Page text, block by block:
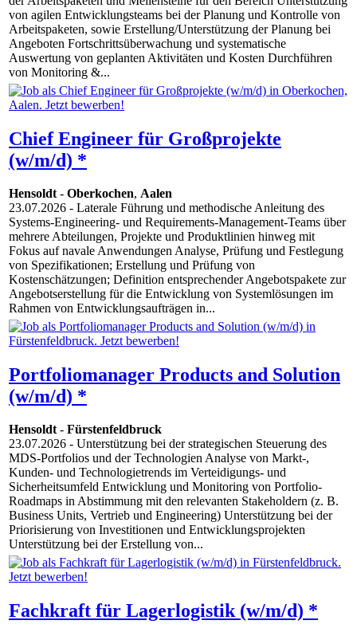
von agilen Entwicklungsteams bei der Planung und Kontrolle von
Arbeitspaketen, sowie Erstellung/Unterstützung der Planung bei
Angeboten Fortschrittsüberwachung und systematische
Auswertung von geplanten Aktivitäten und Kosten Durchführen
von Monitoring &...
Chief Engineer für Großprojekte
(w/m/d) *
Hensoldt- Oberkochen, Aalen
23.07.2026 - Laterale Führung und methodische Anleitung des
Systems-Engineering- und Requirements-Management-Teams über
mehrere Abteilungen, Projekte und Produktlinien hinweg mit
Fokus auf navale Anwendungen Analyse, Prüfung und Festlegung
von Spezifikationen; Erstellung und Prüfung von
Kostenschätzungen; Definition entsprechender Angebotspakete zur
Angebotserstellung für die Entwicklung von Systemlösungen im
Rahmen von Entwicklungsaufträgen in...
Portfoliomanager Products and Solution
(w/m/d) *
Hensoldt- Fürstenfeldbruck
23.07.2026 - Unterstützung bei der strategischen Steuerung des
MDS-Portfolios und der Technologien Analyse von Markt-,
Kunden- und Technologietrends im Verteidigungs- und
Sicherheitsumfeld Entwicklung und Monitoring von Portfolio-
Roadmaps in Abstimmung mit den relevanten Stakeholdern (z. B.
Business Units, Vertrieb und Engineering) Unterstützung bei der
Priorisierung von Investitionen und Entwicklungsprojekten
Unterstützung bei der Erstellung von...
Fachkraft für Lagerlogistik (w/m/d) *